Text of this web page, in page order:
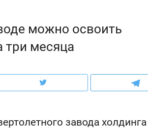
можно освоить
три месяца
завода холдинга